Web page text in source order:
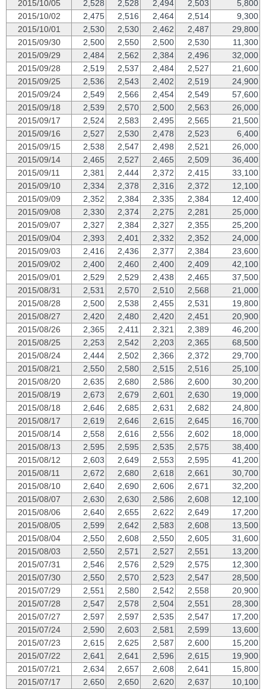
2015/10/05 2,528 2,528 2,494 2,503
5,800
2015/10/02
2,475 2,516 2,464 2,514
9,300
2015/10/01
2,530 2,530 2,462 2,487
29,800
2015/09/30
2,500 2,550 2,500 2,530
11,300
2015/09/29
2,484 2,562 2,384 2,496
32,000
2015/09/28
2,519 2,537 2,484 2,527
21,600
2015/09/25
2,536 2,543 2,402 2,519
24,900
2015/09/24
2,549 2,566 2,454 2,549
57,600
2015/09/18
2,539 2,570 2,500 2,563
26,000
2015/09/17
2,524 2,583 2,495 2,565
21,500
2015/09/16
2,527 2,530 2,478 2,523
6,400
2015/09/15
2,538 2,547 2,498 2,521
26,000
2015/09/14
2,465 2,527 2,465 2,509
36,400
2015/09/11
2,381 2,444 2,372 2,415
33,100
2015/09/10
2,334 2,378 2,316 2,372
12,100
2015/09/09
2,352 2,384 2,335 2,384
12,400
2015/09/08
2,330 2,374 2,275 2,281
25,000
2015/09/07
2,327 2,384 2,327 2,355
25,200
2015/09/04
2,393 2,401 2,332 2,352
24,000
2015/09/03
2,416 2,436 2,377 2,384
23,600
2015/09/02
2,400 2,460 2,400 2,409
42,100
2015/09/01
2,529 2,529 2,438 2,465
37,500
2015/08/31
2,531 2,570 2,510 2,568
21,000
2015/08/28
2,500 2,538 2,455 2,531
19,800
2015/08/27
2,420 2,480 2,420 2,451
20,900
2015/08/26
2,365 2,411 2,321 2,389
46,200
2015/08/25
2,253 2,542 2,203 2,365
68,500
2015/08/24
2,444 2,502 2,366 2,372
29,700
2015/08/21
2,550 2,580 2,515 2,516
25,100
2015/08/20
2,635 2,680 2,586 2,600
30,200
2015/08/19
2,673 2,679 2,601 2,630
19,000
2015/08/18
2,646 2,685 2,631 2,682
24,800
2015/08/17
2,619 2,646 2,615 2,645
16,700
2015/08/14
2,558 2,616 2,556 2,602
18,000
2015/08/13
2,595 2,595 2,535 2,575
38,400
2015/08/12
2,603 2,649 2,553 2,595
41,200
2015/08/11
2,672 2,680 2,618 2,661
30,700
2015/08/10
2,640 2,690 2,606 2,671
32,200
2015/08/07
2,630 2,630 2,586 2,608
12,100
2015/08/06
2,640 2,655 2,622 2,649
17,200
2015/08/05
2,599 2,642 2,583 2,608
13,500
2015/08/04
2,550 2,608 2,550 2,605
31,600
2015/08/03
2,550 2,571 2,527 2,551
13,200
2015/07/31
2,546 2,576 2,529 2,575
12,300
2015/07/30
2,550 2,570 2,523 2,547
28,500
2015/07/29
2,551 2,580 2,542 2,558
20,900
2015/07/28
2,547 2,578 2,504 2,551
28,300
2015/07/27
2,597 2,597 2,535 2,547
17,200
2015/07/24
2,590 2,603 2,581 2,599
13,600
2015/07/23
2,615 2,625 2,587 2,600
15,200
2015/07/22
2,641 2,641 2,596 2,615
19,900
2015/07/21
2,634 2,657 2,608 2,641
15,800
2015/07/17
2,650 2,650 2,620 2,637
10,100